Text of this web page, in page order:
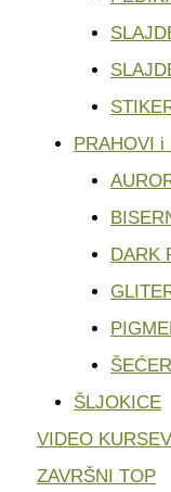
PRAHOVI i
DARK
ŠLJOKICE
VIDEO
ZAVRŠNI TOP